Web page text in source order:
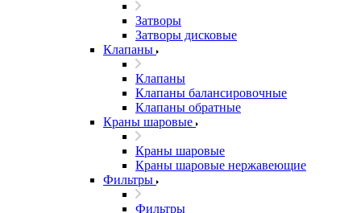
Затворы
Затворы дисковые
Клапаны
Клапаны
Клапаны балансировочные
Клапаны обратные
Краны шаровые
Краны шаровые
Краны шаровые нержавеющие
Фильтры
Фильтры